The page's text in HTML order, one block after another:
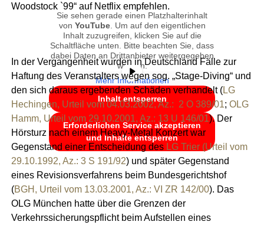
Woodstock `99“ auf Netflix empfehlen.
Sie sehen gerade einen Platzhalterinhalt
von YouTube. Um auf den eigentlichen
Inhalt zuzugreifen, klicken Sie auf die
Schaltfläche unten. Bitte beachten Sie, dass
dabei Daten an Drittanbieter weitergegeben
werden.
Mehr Informationen
Inhalt entsperren
Erforderlichen Service akzeptieren
und Inhalte entsperren
In der Vergangenheit wurden in Deutschland Fälle zur
Haftung des Veranstalters wegen sog. „Stage-Diving“ und
den sich daraus ergebenden Schäden verhandelt (LG
Hechingen, Urteil vom 04.03.2002, Az.: 2 O 389/01; OLG
Hamm, Urteil vom 29.10.2001, Az.: 13 U 146/01). Der
Hörsturz nach einem Heavy-Metal Konzert war
Gegenstand einer Entscheidung des LG Trier (Urteil vom
29.10.1992, Az.: 3 S 191/92) und später Gegenstand
eines Revisionsverfahrens beim Bundesgerichtshof
(BGH, Urteil vom 13.03.2001, Az.: VI ZR 142/00). Das
OLG München hatte über die Grenzen der
Verkehrssicherungspflicht beim Aufstellen eines